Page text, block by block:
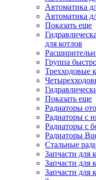
Автоматика
Автоматика
Показать еще
для котлов
Группа
Трехходовые
Показать еще
Радиаторы
Радиаторы с
Радиаторы с
Радиаторы
Стальные
Запчасти для
Запчасти для
Запчасти для